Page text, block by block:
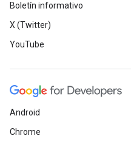
Boletín informativo
X (Twitter)
YouTube
Android
Chrome